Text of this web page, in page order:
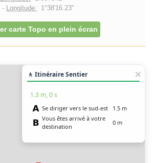
- Longitude: 1°38'16.23"
carte Topo en plein écran
🚶 Itinéraire Sentier
1.3 m, 0 s
Se diriger vers le sud-est
1.5 m
Vous êtes arrivé à votre
destination
0 m